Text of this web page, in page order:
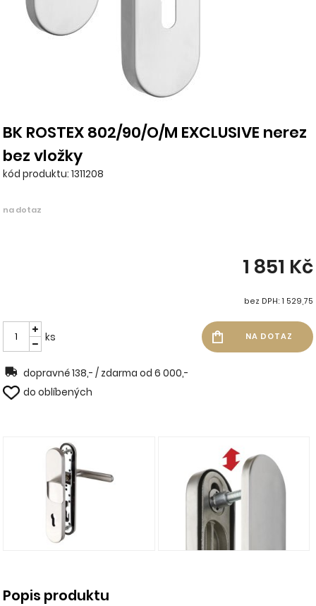
BK ROSTEX 802/90/O/M EXCLUSIVE nerez
bez vložky
kód produktu: 1311208
na dotaz
1 851 Kč
bez DPH: 1 529,75
ks
dopravné 138,- / zdarma od 6 000,-
do oblíbených
Popis produktu